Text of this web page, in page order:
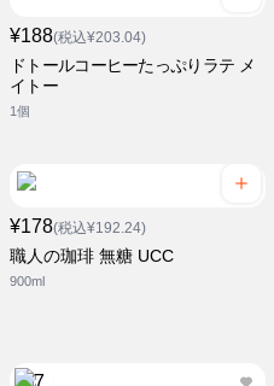
¥188(税込¥203.04)
ドトールコーヒーたっぷりラテ メ
イトー
1個
¥178(税込¥192.24)
職人の珈琲 無糖 UCC
900ml